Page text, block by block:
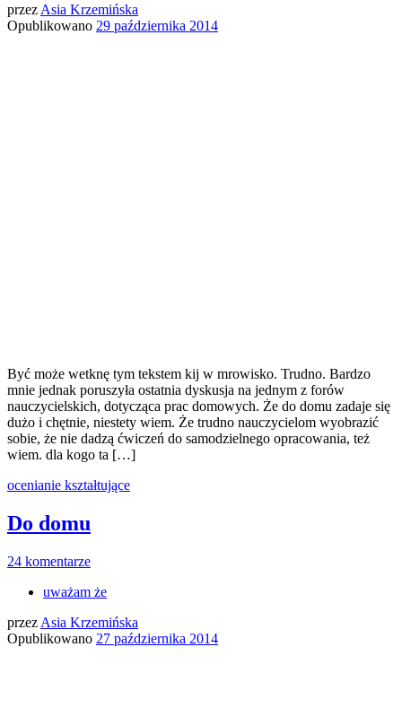
przez Asia Krzemińska
Opublikowano 29 października 2014
Być może wetknę tym tekstem kij w mrowisko. Trudno. Bardzo
mnie jednak poruszyła ostatnia dyskusja na jednym z forów
nauczycielskich, dotycząca prac domowych. Że do domu zadaje się
dużo i chętnie, niestety wiem. Że trudno nauczycielom wyobrazić
sobie, że nie dadzą ćwiczeń do samodzielnego opracowania, też
wiem. dla kogo ta […]
ocenianie kształtujące
Do domu
24 komentarze
uważam że
przez Asia Krzemińska
Opublikowano 27 października 2014